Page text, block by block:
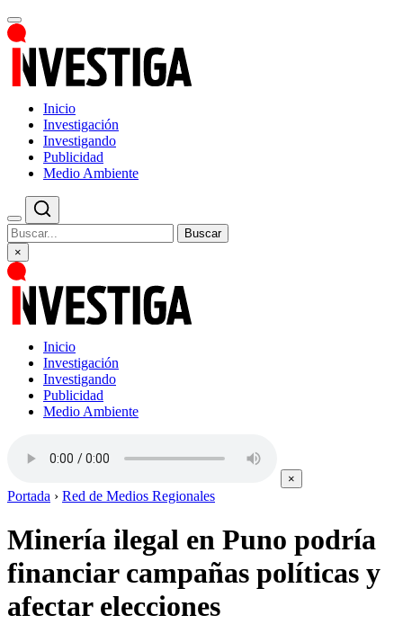
Inicio
Investigación
Investigando
Publicidad
Medio Ambiente
Buscar
×
Inicio
Investigación
Investigando
Publicidad
Medio Ambiente
×
Portada › Red de Medios Regionales
Minería ilegal en Puno podría
financiar campañas políticas y
afectar elecciones